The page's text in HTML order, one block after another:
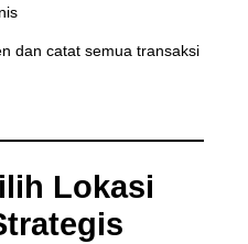
dan catat semua transaksi
Lokasi